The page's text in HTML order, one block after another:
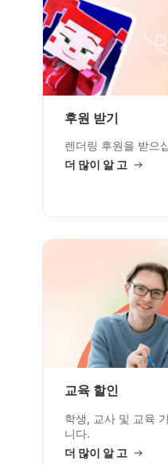
후원 받기
렌더링 후원을 받으
더 많이 알 고
교육 할인
학생, 교사 및 교육
니다.
더 많이 알 고